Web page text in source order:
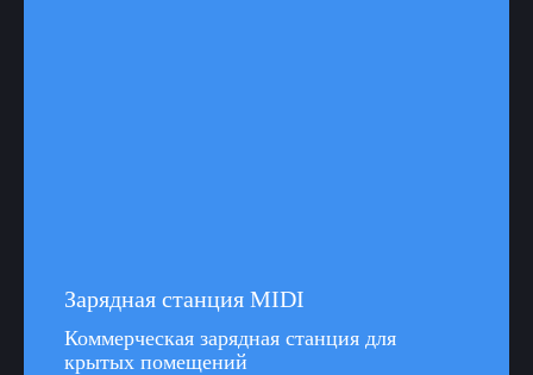
Зарядная станция MIDI
Коммерческая зарядная станция для
крытых помещений